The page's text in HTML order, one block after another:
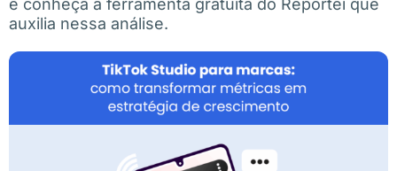
e conheça a ferramenta gratuita do Reportei que
auxilia nessa análise.